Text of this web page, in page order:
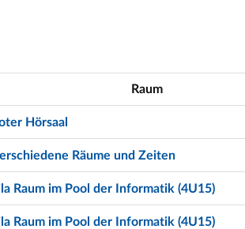
Raum
Hörsaal
Räume und Zeiten
Raum im Pool der Informatik (4U15)
Raum im Pool der Informatik (4U15)